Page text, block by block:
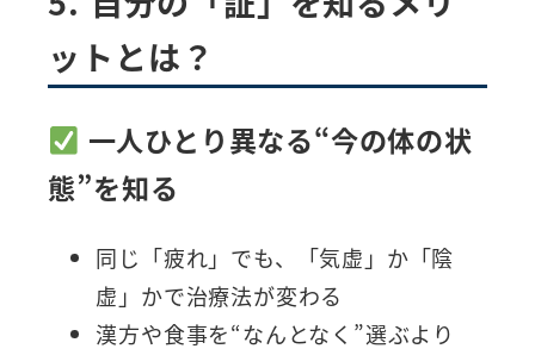
ットとは？
一人ひとり異なる“今の体の状
態”を知る
同じ「疲れ」でも、「気虚」か「陰
虚」かで治療法が変わる
漢方や食事を“なんとなく”選ぶより